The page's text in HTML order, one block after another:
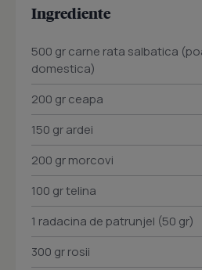
Ingrediente
500 gr carne rata salbatica
domestica)
200 gr ceapa
150 gr ardei
200 gr morcovi
100 gr telina
1 radacina de patrunjel (50 gr)
300 gr rosii